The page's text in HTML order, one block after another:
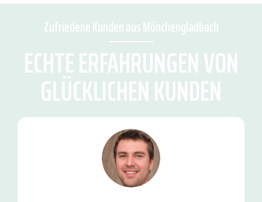
Zufriedene Kunden aus Mönchengladbach
ECHTE ERFAHRUNGEN VON
GLÜCKLICHEN KUNDEN